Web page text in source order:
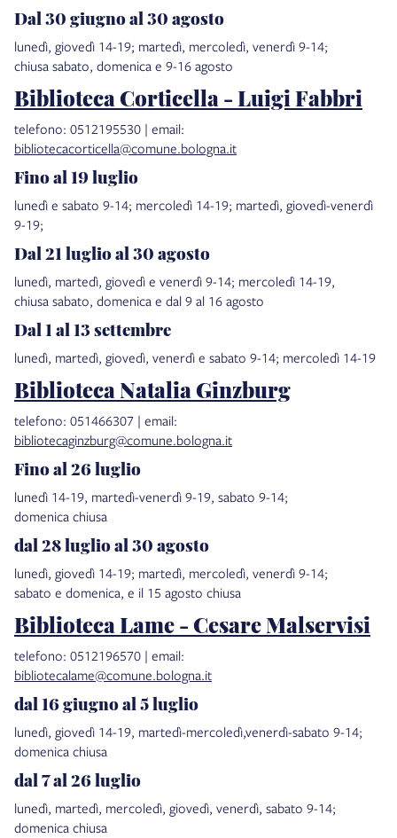
Dal 30 giugno al 30 agosto
lunedì, giovedì 14-19; martedì, mercoledì, venerdì 9-14;
chiusa sabato, domenica e 9-16 agosto
Biblioteca Corticella - Luigi Fabbri
telefono: 0512195530 | email:
bibliotecacorticella@comune.bologna.it
Fino al 19 luglio
lunedì e sabato 9-14; mercoledì 14-19; martedì, giovedì-venerdì
9-19;
Dal 21 luglio al 30 agosto
lunedì, martedì, giovedì e venerdì 9-14; mercoledì 14-19,
chiusa sabato, domenica e dal 9 al 16 agosto
Dal 1 al 13 settembre
lunedì, martedì, giovedì, venerdì e sabato 9-14; mercoledì 14-19
Biblioteca Natalia Ginzburg
telefono: 051466307 | email:
bibliotecaginzburg@comune.bologna.it
Fino al 26 luglio
lunedì 14-19, martedì-venerdì 9-19, sabato 9-14;
domenica chiusa
dal 28 luglio al 30 agosto
lunedì, giovedì 14-19; martedì, mercoledì, venerdì 9-14;
sabato e domenica, e il 15 agosto chiusa
Biblioteca Lame - Cesare Malservisi
telefono: 0512196570 | email:
bibliotecalame@comune.bologna.it
dal 16 giugno al 5 luglio
lunedì, giovedì 14-19, martedì-mercoledì,venerdì-sabato 9-14;
domenica chiusa
dal 7 al 26 luglio
lunedì, martedì, mercoledì, giovedì, venerdì, sabato 9-14;
domenica chiusa